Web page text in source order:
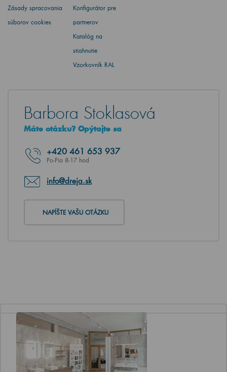
Zásady spracovania
súborov cookies
Konfigurátor pre
partnerov
Katalóg na
stiahnutie
Vzorkovník RAL
Barbora Stoklasová
Máte otázku? Opýtajte sa
+420 461 653 937
Po-Pia 8-17 hod
info@dreja.sk
NAPÍŠTE VAŠU OTÁZKU